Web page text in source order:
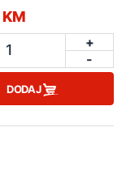
1
+
-
DODAJ